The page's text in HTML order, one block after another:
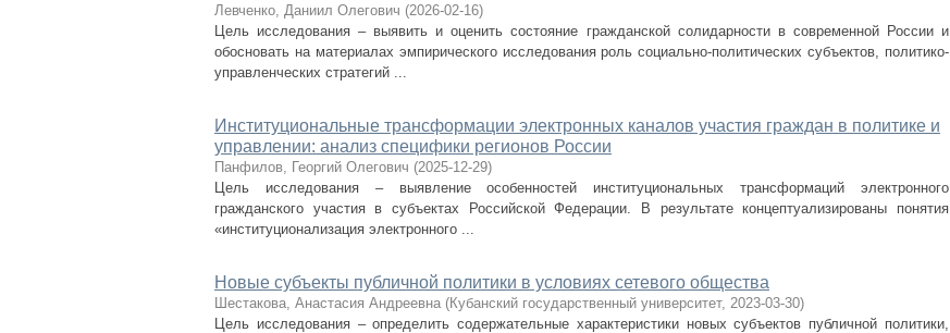
Левченко, Даниил Олегович (2026-02-16)
Цель исследования – выявить и оценить состояние гражданской солидарности в современной России и
обосновать на материалах эмпирического исследования роль социально-политических субъектов, политико-
управленческих стратегий ...
Институциональные трансформации электронных каналов участия граждан в политике и
управлении: анализ специфики регионов России
Панфилов, Георгий Олегович (2025-12-29)
Цель исследования – выявление особенностей институциональных трансформаций электронного
гражданского участия в субъектах Российской Федерации. В результате концептуализированы понятия
«институционализация электронного ...
Новые субъекты публичной политики в условиях сетевого общества
Шестакова, Анастасия Андреевна (Кубанский государственный университет, 2023-03-30)
Цель исследования – определить содержательные характеристики новых субъектов публичной политики,